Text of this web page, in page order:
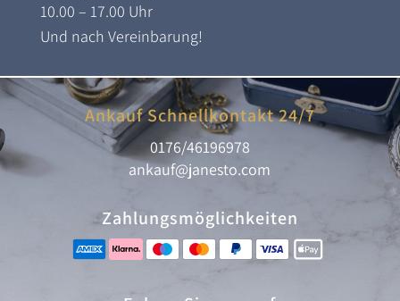
10.00 – 17.00 Uhr
Und nach Vereinbarung!
Ankauf Schnellkontakt 24/7
0176/46196978
ankauf@janesto.com
Zahlungsmöglichkeiten